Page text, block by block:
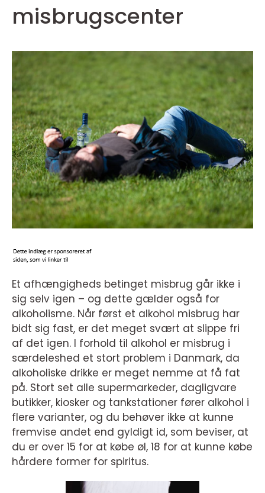
misbrugscenter
Et afhængigheds betinget misbrug går ikke i
sig selv igen – og dette gælder også for
alkoholisme. Når først et alkohol misbrug har
bidt sig fast, er det meget svært at slippe fri
af det igen. I forhold til alkohol er misbrug i
særdeleshed et stort problem i Danmark, da
alkoholiske drikke er meget nemme at få fat
på. Stort set alle supermarkeder, dagligvare
butikker, kiosker og tankstationer fører alkohol i
flere varianter, og du behøver ikke at kunne
fremvise andet end gyldigt id, som beviser, at
du er over 15 for at købe øl, 18 for at kunne købe
hårdere former for spiritus.